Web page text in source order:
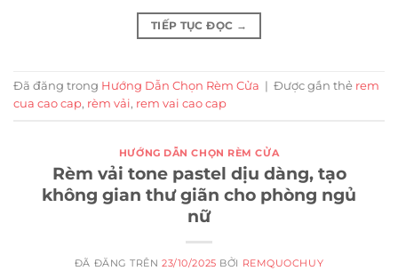
TIẾP TỤC ĐỌC →
Đã đăng trong Hướng Dẫn Chọn Rèm Cửa | Được gắn thẻ rem
cua cao cap, rèm vải, rem vai cao cap
HƯỚNG DẪN CHỌN RÈM CỬA
Rèm vải tone pastel dịu dàng, tạo
không gian thư giãn cho phòng ngủ
nữ
ĐÃ ĐĂNG TRÊN23/10/2025 BỞI REMQUOCHUY